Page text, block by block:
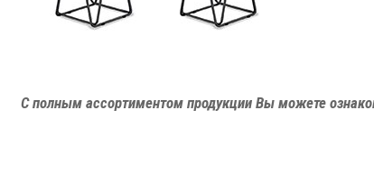
С полным ассортиментом продукции Вы можете